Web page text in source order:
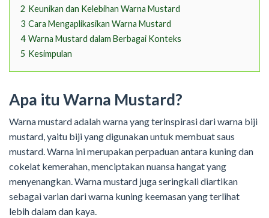
2 Keunikan dan Kelebihan Warna Mustard
3 Cara Mengaplikasikan Warna Mustard
4 Warna Mustard dalam Berbagai Konteks
5 Kesimpulan
Apa itu Warna Mustard?
Warna mustard adalah warna yang terinspirasi dari warna biji
mustard, yaitu biji yang digunakan untuk membuat saus
mustard. Warna ini merupakan perpaduan antara kuning dan
cokelat kemerahan, menciptakan nuansa hangat yang
menyenangkan. Warna mustard juga seringkali diartikan
sebagai varian dari warna kuning keemasan yang terlihat
lebih dalam dan kaya.